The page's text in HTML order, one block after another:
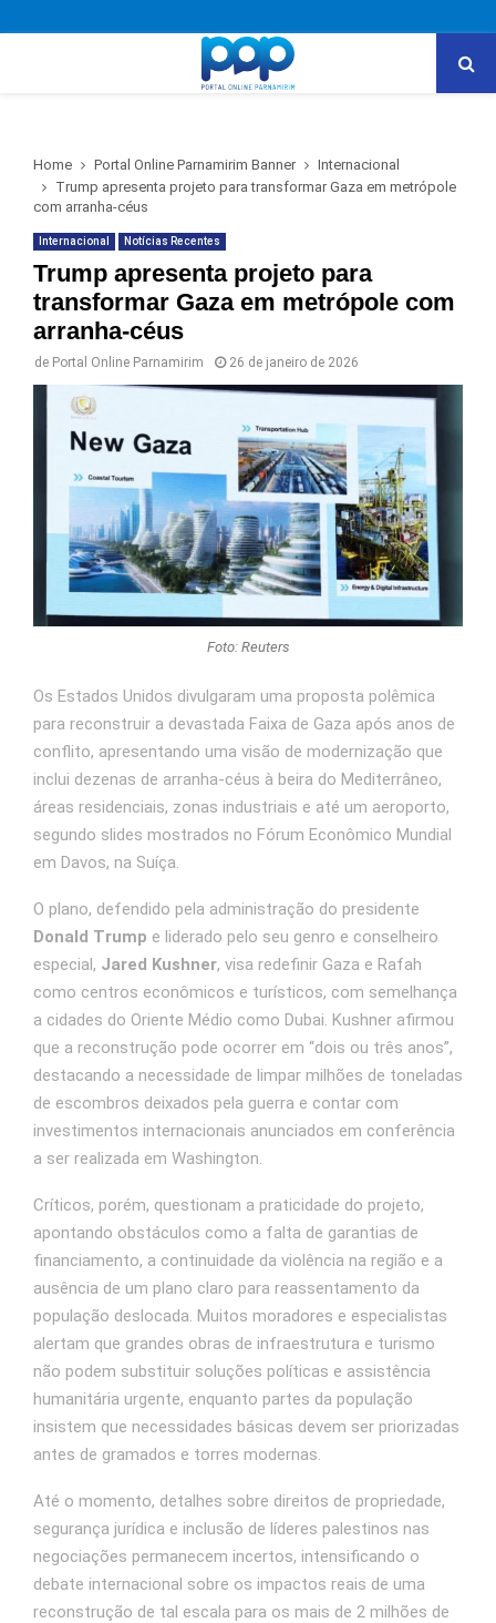
Home Portal Online Parnamirim Banner
Internacional
Trump apresenta projeto para transformar Gaza em metrópole
com arranha-céus
Internacional Notícias Recentes
Trump apresenta projeto para
transformar Gaza em metrópole com
arranha-céus
de Portal Online Parnamirim 26 de janeiro de 2026
Foto: Reuters
Os Estados Unidos divulgaram uma proposta polêmica
para reconstruir a devastada Faixa de Gaza após anos de
conflito, apresentando uma visão de modernização que
inclui dezenas de arranha-céus à beira do Mediterrâneo,
áreas residenciais, zonas industriais e até um aeroporto,
segundo slides mostrados no Fórum Econômico Mundial
em Davos, na Suíça.
O plano, defendido pela administração do presidente
Donald Trump e liderado pelo seu genro e conselheiro
especial, Jared Kushner, visa redefinir Gaza e Rafah
como centros econômicos e turísticos, com semelhança
a cidades do Oriente Médio como Dubai. Kushner afirmou
que a reconstrução pode ocorrer em “dois ou três anos”,
destacando a necessidade de limpar milhões de toneladas
de escombros deixados pela guerra e contar com
investimentos internacionais anunciados em conferência
a ser realizada em Washington.
Críticos, porém, questionam a praticidade do projeto,
apontando obstáculos como a falta de garantias de
financiamento, a continuidade da violência na região e a
ausência de um plano claro para reassentamento da
população deslocada. Muitos moradores e especialistas
alertam que grandes obras de infraestrutura e turismo
não podem substituir soluções políticas e assistência
humanitária urgente, enquanto partes da população
insistem que necessidades básicas devem ser priorizadas
antes de gramados e torres modernas.
Até o momento, detalhes sobre direitos de propriedade,
segurança jurídica e inclusão de líderes palestinos nas
negociações permanecem incertos, intensificando o
debate internacional sobre os impactos reais de uma
reconstrução de tal escala para os mais de 2 milhões de